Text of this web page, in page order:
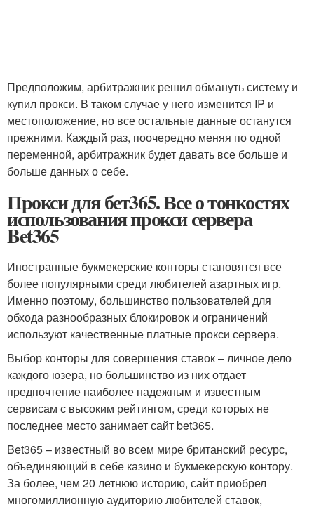
Предположим, арбитражник решил обмануть систему и
купил прокси. В таком случае у него изменится IP и
местоположение, но все остальные данные останутся
прежними. Каждый раз, поочередно меняя по одной
переменной, арбитражник будет давать все больше и
больше данных о себе.
Прокси для бет365. Все о тонкостях
использования прокси сервера
Bet365
Иностранные букмекерские конторы становятся все
более популярными среди любителей азартных игр.
Именно поэтому, большинство пользователей для
обхода разнообразных блокировок и ограничений
используют качественные платные прокси сервера.
Выбор конторы для совершения ставок – личное дело
каждого юзера, но большинство из них отдает
предпочтение наиболее надежным и известным
сервисам с высоким рейтингом, среди которых не
последнее место занимает сайт bet365.
Bet365 – известный во всем мире британский ресурс,
объединяющий в себе казино и букмекерскую контору.
За более, чем 20 летнюю историю, сайт приобрел
многомиллионную аудиторию любителей ставок,